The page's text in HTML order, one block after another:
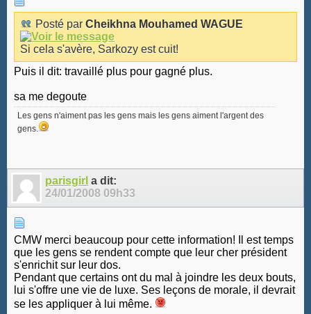
Posté par Cheikhna Mouhamed WAGUE
Si cela s'avère, Sarkozy est cuit!
Puis il dit: travaillé plus pour gagné plus.
sa me degoute
Les gens n'aiment pas les gens mais les gens aiment l'argent des
gens.
parisgirl a dit:
24/01/2008 09h33
CMW merci beaucoup pour cette information! Il est temps
que les gens se rendent compte que leur cher président
s'enrichit sur leur dos.
Pendant que certains ont du mal à joindre les deux bouts,
lui s'offre une vie de luxe. Ses leçons de morale, il devrait
se les appliquer à lui même.